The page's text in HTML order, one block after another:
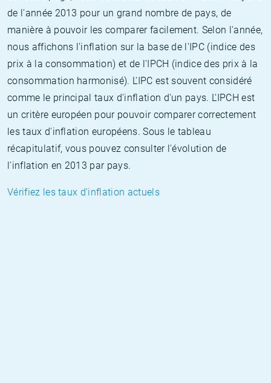
de l'année 2013 pour un grand nombre de pays, de
manière à pouvoir les comparer facilement. Selon l'année,
nous affichons l'inflation sur la base de l'IPC (indice des
prix à la consommation) et de l'IPCH (indice des prix à la
consommation harmonisé). L'IPC est souvent considéré
comme le principal taux d'inflation d'un pays. L'IPCH est
un critère européen pour pouvoir comparer correctement
les taux d'inflation européens. Sous le tableau
récapitulatif, vous pouvez consulter l'évolution de
l'inflation en 2013 par pays.
Vérifiez les taux d'inflation actuels